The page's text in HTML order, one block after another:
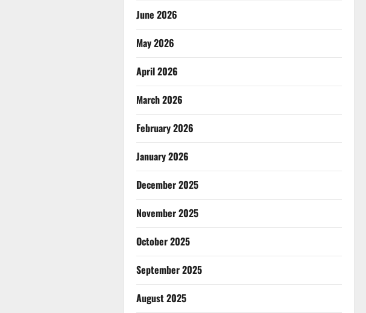
June 2026
May 2026
April 2026
March 2026
February 2026
January 2026
December 2025
November 2025
October 2025
September 2025
August 2025